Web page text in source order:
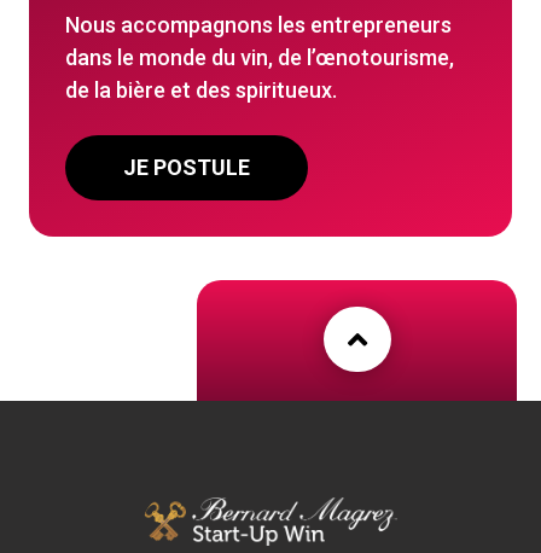
Nous accompagnons les entrepreneurs
dans le monde du vin, de l’œnotourisme,
de la bière et des spiritueux.
JE POSTULE
